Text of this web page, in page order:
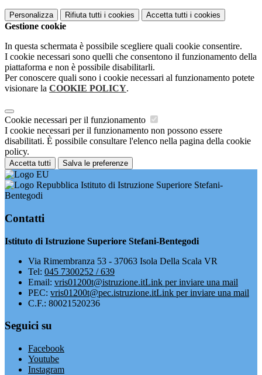
Personalizza Rifiuta tutti i cookies Accetta tutti i cookies
Gestione cookie
In questa schermata è possibile scegliere quali cookie consentire.
I cookie necessari sono quelli che consentono il funzionamento della
piattaforma e non è possibile disabilitarli.
Per conoscere quali sono i cookie necessari al funzionamento potete
visionare la COOKIE POLICY.
Cookie necessari per il funzionamento
I cookie necessari per il funzionamento non possono essere
disabilitati. È possibile consultare l'elenco nella pagina della cookie
policy.
Accetta tutti Salva le preferenze
Istituto di Istruzione Superiore Stefani-
Bentegodi
Contatti
Istituto di Istruzione Superiore Stefani-Bentegodi
Via Rimembranza 53 - 37063 Isola Della Scala VR
Tel: 045 7300252 / 639
Email: vris01200t@istruzione.itLink per inviare una mail
PEC: vris01200t@pec.istruzione.itLink per inviare una mail
C.F.: 80021520236
Seguici su
Facebook
Youtube
Instagram